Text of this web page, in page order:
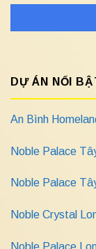
DỰ ÁN NỔI
An Bình
Noble Palace
Noble Palace
Noble Crystal
Noble Palace